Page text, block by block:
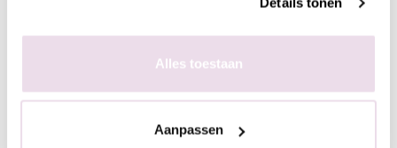
Alles toestaan
Aanpassen
poets deze in de plaklaag van de gelpolish.
base/top of next top, kunstnagels high shine, glossy top of next
top)